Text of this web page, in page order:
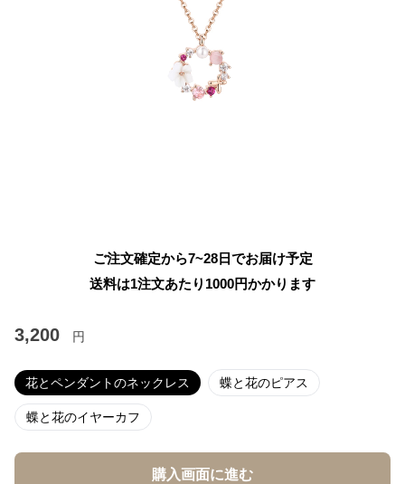
ご注文確定から7~28日でお届け予定
送料は1注文あたり 1000円かかります
3,200 円
花とペンダントのネックレス 蝶と花のピアス
蝶と花のイヤーカフ
購入画面に進む